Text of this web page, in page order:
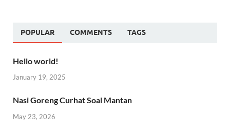
POPULAR COMMENTS TAGS
Hello world!
January 19, 2025
Nasi Goreng Curhat Soal Mantan
May 23, 2026